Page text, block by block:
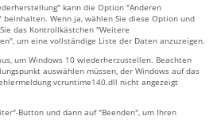
kann die Option "Anderen
Wenn ja, wählen Sie diese Option und
das Kontrollkästchen "Weitere
um eine vollständige Liste der Daten anzuzeigen.
um Windows 10 wiederherzustellen. Beachten
auswählen müssen, der Windows auf das
vcruntime140.dll nicht angezeigt
Button und dann auf "Beenden", um Ihren